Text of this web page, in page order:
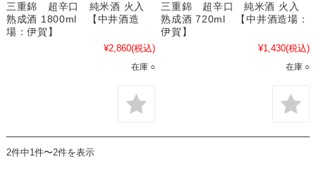
三重錦 超辛口 純米酒 火入
熟成酒 1800ml 【中井酒造
場：伊賀】
¥2,860(税込)
在庫 ○
三重錦 超辛口 純米酒 火入
熟成酒 720ml 【中井酒造場：
伊賀】
¥1,430(税込)
在庫 ○
2件中1件〜2件を表示